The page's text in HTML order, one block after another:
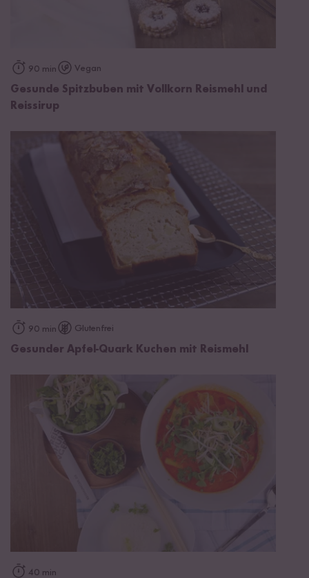
90 min Vegan
Gesunde Spitzbuben mit Vollkorn Reismehl und
Reissirup
90 min Glutenfrei
Gesunder Apfel-Quark Kuchen mit Reismehl
40 min